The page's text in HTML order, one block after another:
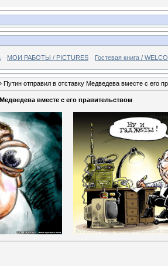
МОИ РАБОТЫ / PICTURES Гостевая книга /
Путин отправил в отставку Медведева вместе с его
вместе с его правительством